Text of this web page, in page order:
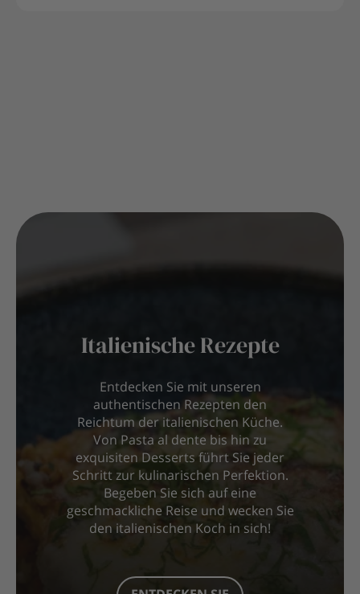
Italienische Rezepte
Entdecken Sie mit unseren
authentischen Rezepten den
Reichtum der italienischen Küche.
Von Pasta al dente bis hin zu
exquisiten Desserts führt Sie jeder
Schritt zur kulinarischen Perfektion.
Begeben Sie sich auf eine
geschmackliche Reise und wecken Sie
den italienischen Koch in sich!